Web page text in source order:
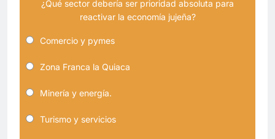
¿Qué sector debería ser prioridad absoluta para
reactivar la economía jujeña?
Comercio y pymes
Zona Franca la Quiaca
Minería y energía.
Turismo y servicios